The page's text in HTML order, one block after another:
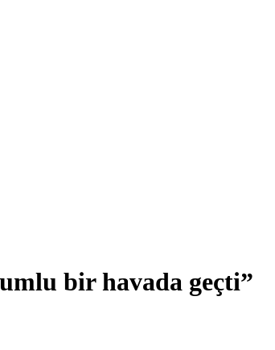
bir havada geçti”